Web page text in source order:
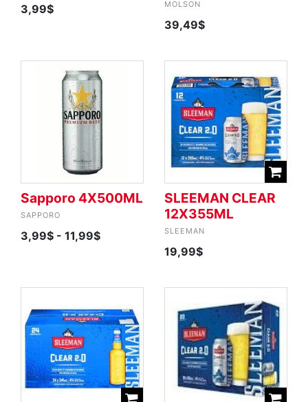
3,99$ MOLSON
39,49$
Sapporo 4X500ML
SAPPORO
3,99$ - 11,99$
SLEEMAN CLEAR
12X355ML
SLEEMAN
19,99$